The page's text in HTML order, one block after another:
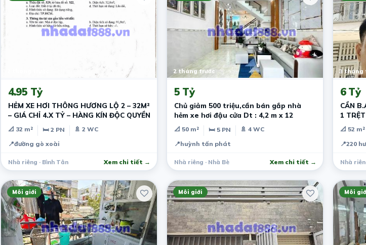
4.95 Tỷ
HẺM XE HƠI THÔNG HƯƠNG LỘ 2 – 32M²
– GIÁ CHỈ 4.X TỶ – HÀNG KÍN ĐỘC QUYỀN
📐 32 m² 🛏 2 PN
🚿 2 WC
📍đường gò xoài
Nhà riêng · Bình Tân Xem chi tiết →
2 tháng trước
5 Tỷ
Chủ giảm 500 triệu,cần bán gắp nhà
hẻm xe hơi đậu cửa Dt : 4,2 m x 12
📐 50 m² 🛏 5 PN
🚿 4 WC
📍huỳnh tấn phát
Nhà riêng · Nhà Bè Xem chi tiết →
3 tháng
6 Tỷ
CẦN
1
HẺM
📐 52 m²
📍220
Nhà
Môi giới Môi giới Môi